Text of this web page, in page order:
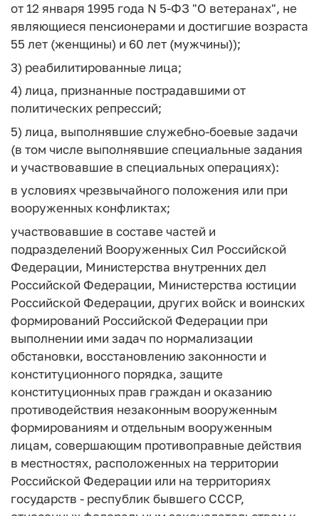
от 12 января 1995 года N 5-ФЗ "О ветеранах", не
являющиеся пенсионерами и достигшие возраста
55 лет (женщины) и 60 лет (мужчины));
3) реабилитированные лица;
4) лица, признанные пострадавшими от
политических репрессий;
5) лица, выполнявшие служебно-боевые задачи
(в том числе выполнявшие специальные задания
и участвовавшие в специальных операциях):
в условиях чрезвычайного положения или при
вооруженных конфликтах;
участвовавшие в составе частей и
подразделений Вооруженных Сил Российской
Федерации, Министерства внутренних дел
Российской Федерации, Министерства юстиции
Российской Федерации, других войск и воинских
формирований Российской Федерации при
выполнении ими задач по нормализации
обстановки, восстановлению законности и
конституционного порядка, защите
конституционных прав граждан и оказанию
противодействия незаконным вооруженным
формированиям и отдельным вооруженным
лицам, совершающим противоправные действия
в местностях, расположенных на территории
Российской Федерации или на территориях
государств - республик бывшего СССР,